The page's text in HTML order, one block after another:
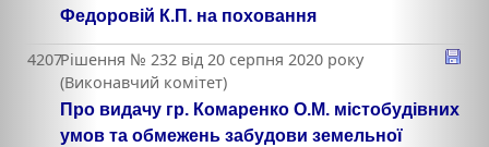
Федоровій К.П. на поховання
4207Рішення № 232 від 20 серпня 2020 року
(Виконавчий комітет)
Про видачу гр. Комаренко О.М. містобудівних
умов та обмежень забудови земельної